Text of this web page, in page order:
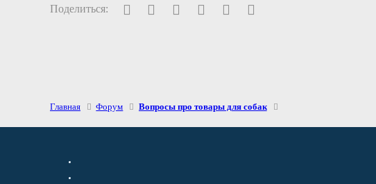
Поделиться:
Facebook
Twitter PinterestWhatsAppЭлектронная почта
Главная Форум Вопросы про товары для собак